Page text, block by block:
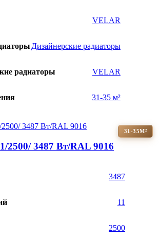
VELAR
Дизайнерские радиаторы
радиаторы VELAR
31-35 м²
31-35М²
2500/ 3487 Bт/RAL 9016
3487
11
2500